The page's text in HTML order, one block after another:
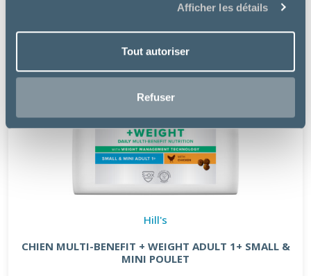
Afficher les détails
Tout autoriser
Refuser
Hill's
CHIEN MULTI-BENEFIT + WEIGHT ADULT 1+ SMALL &
MINI POULET